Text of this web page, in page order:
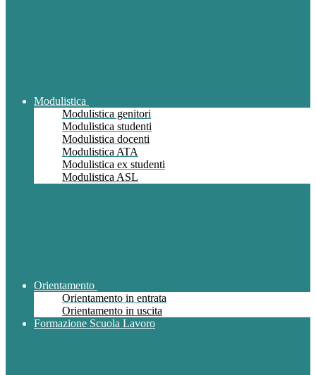
Modulistica
Modulistica genitori
Modulistica studenti
Modulistica docenti
Modulistica ATA
Modulistica ex studenti
Modulistica ASL
Orientamento
Orientamento in entrata
Orientamento in uscita
Formazione Scuola Lavoro